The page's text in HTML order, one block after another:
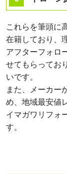
これらを筆頭に
在籍しており、
アフターフォロ
せてもらってお
いです。
また、メーカー
め、地域最安値
イマガワリフォ
す。